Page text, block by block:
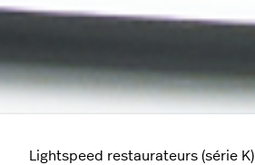
Lightspeed restaurateurs (série K)